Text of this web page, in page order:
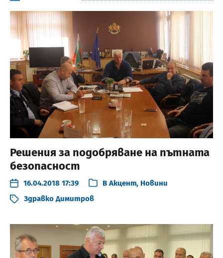
Решения за подобряване на пътната
безопасност
16.04.2018 17:39 В Акцент, Новини
Здравко Димитров